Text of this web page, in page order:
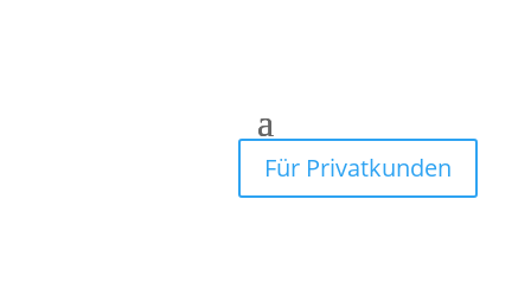
Für Privatkunden